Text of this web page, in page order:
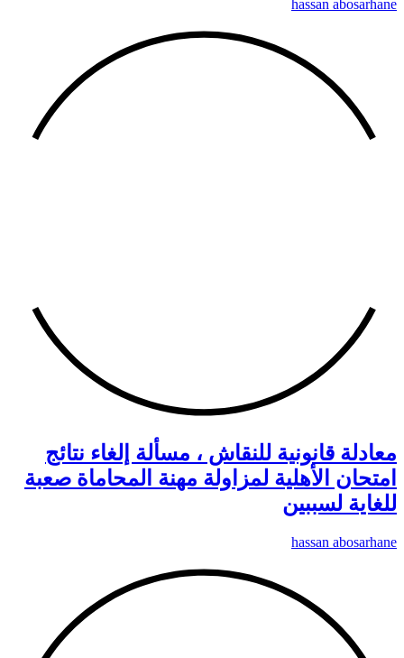
hassan abosarhane
معادلة قانونية للنقاش ، مسألة إلغاء نتائج
امتحان الأهلية لمزاولة مهنة المحاماة صعبة
للغاية لسببين
hassan abosarhane